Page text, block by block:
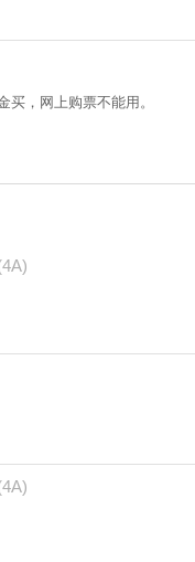
买，网上购票不能用。